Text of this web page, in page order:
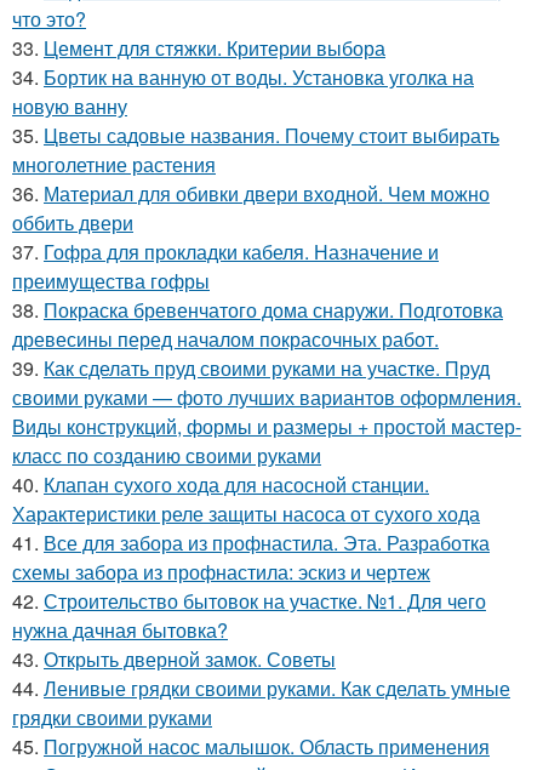
что это?
33. Цемент для стяжки. Критерии выбора
34. Бортик на ванную от воды. Установка уголка на
новую ванну
35. Цветы садовые названия. Почему стоит выбирать
многолетние растения
36. Материал для обивки двери входной. Чем можно
оббить двери
37. Гофра для прокладки кабеля. Назначение и
преимущества гофры
38. Покраска бревенчатого дома снаружи. Подготовка
древесины перед началом покрасочных работ.
39. Как сделать пруд своими руками на участке. Пруд
своими руками — фото лучших вариантов оформления.
Виды конструкций, формы и размеры + простой мастер-
класс по созданию своими руками
40. Клапан сухого хода для насосной станции.
Характеристики реле защиты насоса от сухого хода
41. Все для забора из профнастила. Эта. Разработка
схемы забора из профнастила: эскиз и чертеж
42. Строительство бытовок на участке. №1. Для чего
нужна дачная бытовка?
43. Открыть дверной замок. Советы
44. Ленивые грядки своими руками. Как сделать умные
грядки своими руками
45. Погружной насос малышок. Область применения